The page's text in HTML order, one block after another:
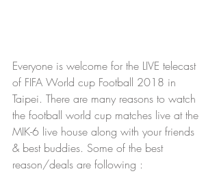
Everyone is welcome for the LIVE telecast
of FIFA World cup Football 2018 in
Taipei. There are many reasons to watch
the football world cup matches live at the
MIK-6 live house along with your friends
& best buddies. Some of the best
reason/deals are following :